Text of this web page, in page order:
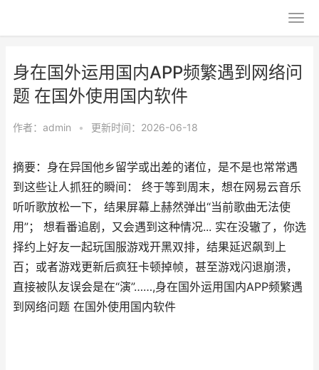
身在国外运用国内APP频繁遇到网络问
题 在国外使用国内软件
作者： admin • 更新时间：2026-06-18
摘要：身在异国他乡留学或出差的诸位，是不是也常常遇
到这些让人抓狂的瞬间： 终于等到周末，想在网易云音乐
听听歌放松一下，结果屏幕上赫然弹出“当前歌曲无法使
用”； 想看番追剧，又会遇到这种情况... 实在没辙了，你选
择约上好友一起玩国服游戏开黑双排，结果延迟飙到上
百；或者游戏更新后疯狂卡顿掉帧，甚至游戏闪退崩溃，
直接被队友误会是在“演”……,身在国外运用国内APP频繁遇
到网络问题 在国外使用国内软件